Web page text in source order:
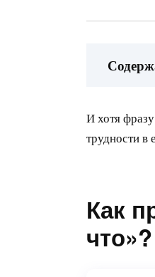
И хотя
трудности в
Как
что»?